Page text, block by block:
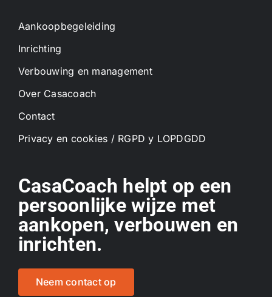
Aankoopbegeleiding
Inrichting
Verbouwing en management
Over Casacoach
Contact
Privacy en cookies / RGPD y LOPDGDD
CasaCoach helpt op een
persoonlijke wijze met
aankopen, verbouwen en
inrichten.
Neem contact op